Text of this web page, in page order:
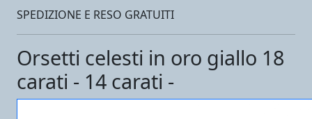
SPEDIZIONE E RESO GRATUITI
Orsetti celesti in oro giallo 18
carati - 14 carati -